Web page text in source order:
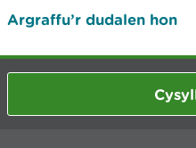
Argraffu’r dudalen hon